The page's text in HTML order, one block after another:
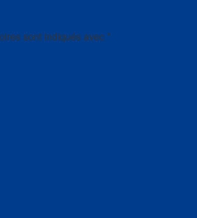
sont indiqués avec*